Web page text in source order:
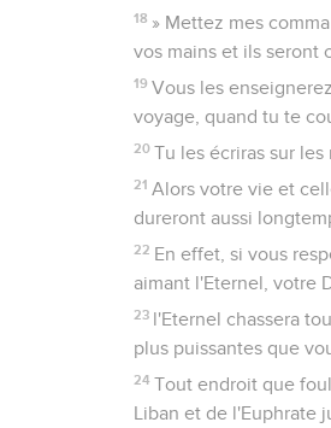
18 » Mettez mes
vos mains et ils seront
19 Vous les
voyage, quand tu te
20 Tu les écriras sur
21 Alors votre vie et
dureront aussi
22 En effet, si vous
aimant l'Eternel, votre
23 l'Eternel chassera
plus puissantes que
24 Tout endroit que
Liban et de l'Euphrate